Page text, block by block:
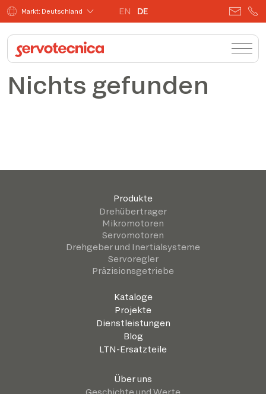
Markt: Deutschland EN DE
Nichts gefunden
Produkte
Drehübertrager
Mikromotoren
Servomotoren
Drehgeber und Inertialsysteme
Servoregler
Präzisionsgetriebe
Kataloge
Projekte
Dienstleistungen
Blog
LTN-Ersatzteile
Über uns
Geschichte und Werte